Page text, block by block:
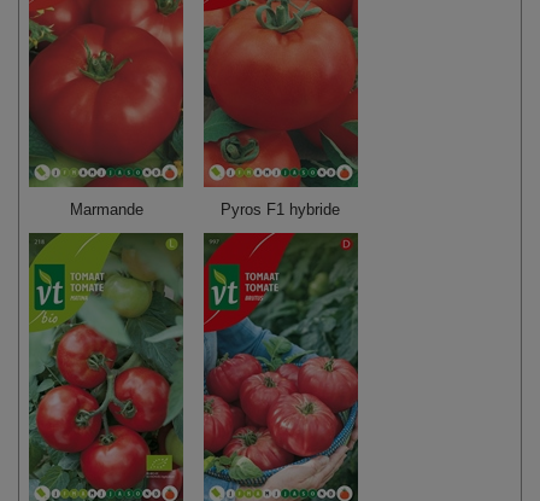
Marmande Pyros F1 hybride